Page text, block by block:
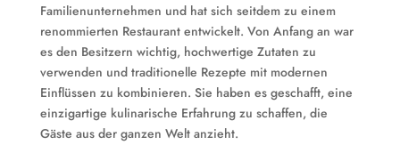
Familienunternehmen und hat sich seitdem zu einem
renommierten Restaurant entwickelt. Von Anfang an war
es den Besitzern wichtig, hochwertige Zutaten zu
verwenden und traditionelle Rezepte mit modernen
Einflüssen zu kombinieren. Sie haben es geschafft, eine
einzigartige kulinarische Erfahrung zu schaffen, die
Gäste aus der ganzen Welt anzieht.